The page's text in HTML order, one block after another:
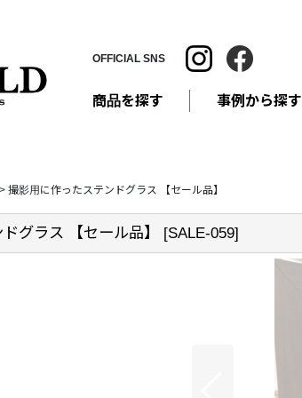
商品を探す 事例から探す
OFFICIAL SNS
> 撮影用に作ったステンドグラス 【セール品】
グラス 【セール品】 [SALE-059]